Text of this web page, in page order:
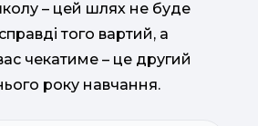
– цей шлях не буде
того вартий, а
чекатиме – це другий
року навчання.